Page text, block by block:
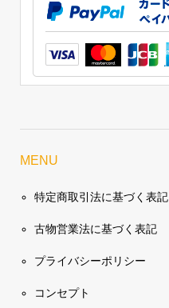
MENU
特定商取引法に基づく表記
古物営業法に基づく表記
プライバシーポリシー
コンセプト